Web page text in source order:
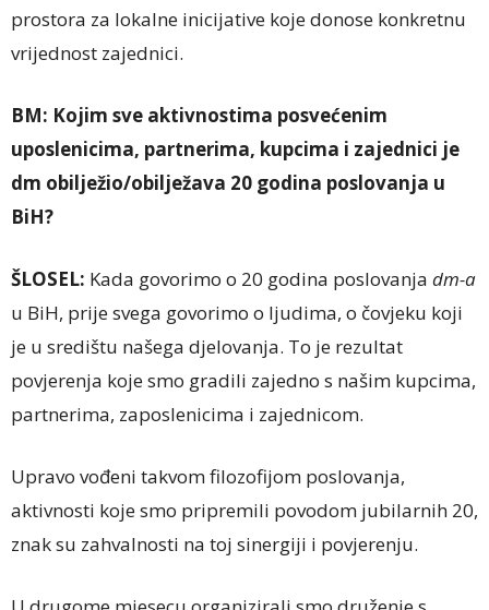
prostora za lokalne inicijative koje donose konkretnu
vrijednost zajednici.
BM: Kojim sve aktivnostima posvećenim
uposlenicima, partnerima, kupcima i zajednici je
dm obilježio/obilježava 20 godina poslovanja u
BiH?
ŠLOSEL: Kada govorimo o 20 godina poslovanja dm-a
u BiH, prije svega govorimo o ljudima, o čovjeku koji
je u središtu našega djelovanja. To je rezultat
povjerenja koje smo gradili zajedno s našim kupcima,
partnerima, zaposlenicima i zajednicom.
Upravo vođeni takvom filozofijom poslovanja,
aktivnosti koje smo pripremili povodom jubilarnih 20,
znak su zahvalnosti na toj sinergiji i povjerenju.